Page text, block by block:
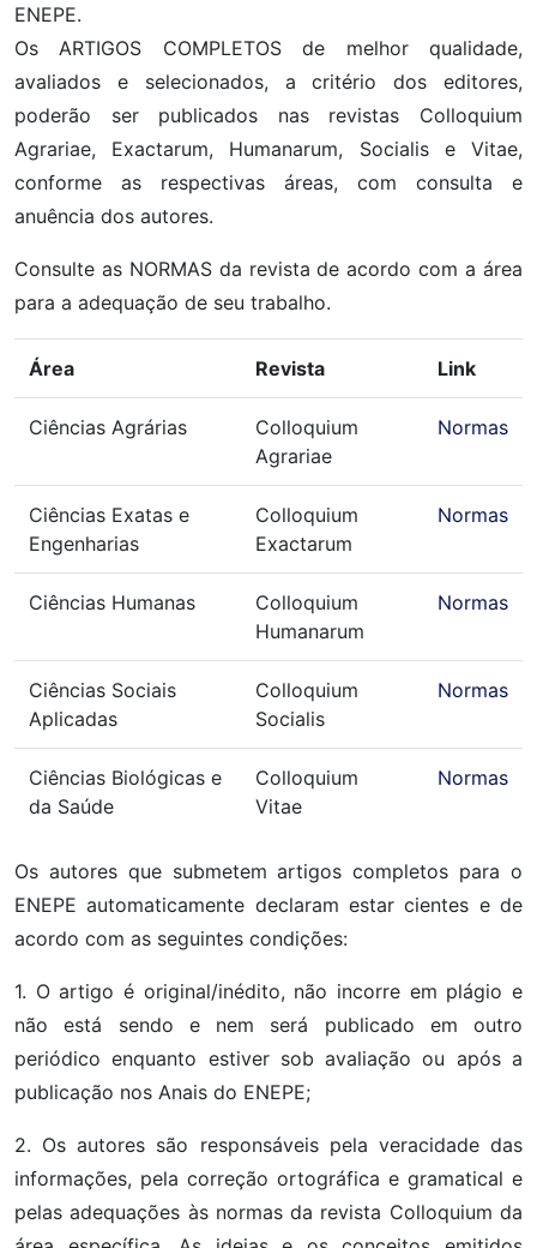
ENEPE.
Os ARTIGOS COMPLETOS de melhor qualidade,
avaliados e selecionados, a critério dos editores,
poderão ser publicados nas revistas Colloquium
Agrariae, Exactarum, Humanarum, Socialis e Vitae,
conforme as respectivas áreas, com consulta e
anuência dos autores.
Consulte as NORMAS da revista de acordo com a área
para a adequação de seu trabalho.
Área Revista Link
Ciências Agrárias
Colloquium
Agrariae
Normas
Ciências Exatas e
Engenharias
Colloquium
Exactarum
Normas
Ciências Humanas
Colloquium
Humanarum
Normas
Ciências Sociais
Aplicadas
Colloquium
Socialis
Normas
Ciências Biológicas e
da Saúde
Colloquium
Vitae
Normas
Os autores que submetem artigos completos para o
ENEPE automaticamente declaram estar cientes e de
acordo com as seguintes condições:
1. O artigo é original/inédito, não incorre em plágio e
não está sendo e nem será publicado em outro
periódico enquanto estiver sob avaliação ou após a
publicação nos Anais do ENEPE;
2. Os autores são responsáveis pela veracidade das
informações, pela correção ortográfica e gramatical e
pelas adequações às normas da revista Colloquium da